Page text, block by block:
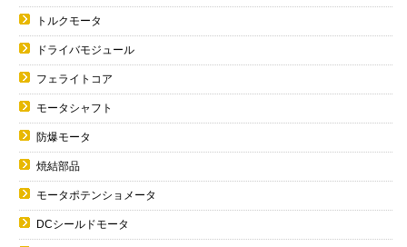
トルクモータ
ドライバモジュール
フェライトコア
モータシャフト
防爆モータ
焼結部品
モータポテンショメータ
DCシールドモータ